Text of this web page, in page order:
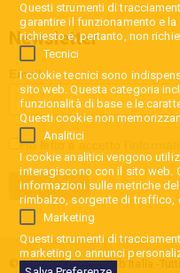
Newsletter
Email
Ho letto e accetto l'
© 2026 InCaravan Club Italia -
Questi strumenti di
garantire il funzionamento e
richiesto e, pertanto, non
Tecnici
I cookie tecnici sono
sito web. Questa categoria
funzionalità di base e le
Questi cookie non
Analitici
I cookie analitici vengono
interagiscono con il sito web.
informazioni sulle metriche
rimbalzo, sorgente di traffico,
Marketing
Questi strumenti di
marketing o annunci